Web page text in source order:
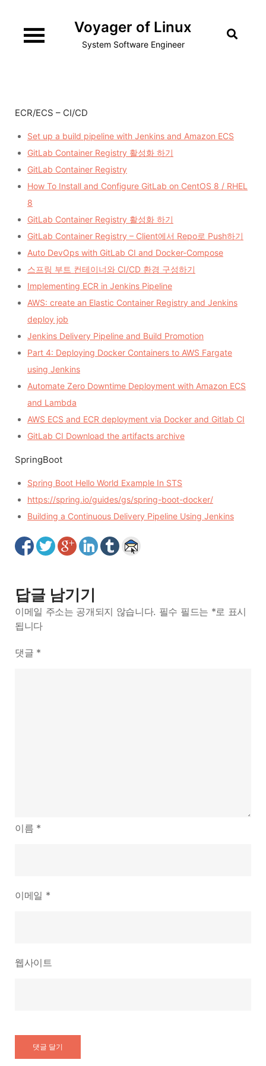
content
Voyager of Linux
System Software Engineer
ECR/ECS – CI/CD
Set up a build pipeline with Jenkins and Amazon ECS
GitLab Container Registry 활성화 하기
GitLab Container Registry
How To Install and Configure GitLab on CentOS 8 / RHEL
8
GitLab Container Registry 활성화 하기
GitLab Container Registry – Client에서 Repo로 Push하기
Auto DevOps with GitLab CI and Docker-Compose
스프링 부트 컨테이너와 CI/CD 환경 구성하기
Implementing ECR in Jenkins Pipeline
AWS: create an Elastic Container Registry and Jenkins
deploy job
Jenkins Delivery Pipeline and Build Promotion
Part 4: Deploying Docker Containers to AWS Fargate
using Jenkins
Automate Zero Downtime Deployment with Amazon ECS
and Lambda
AWS ECS and ECR deployment via Docker and Gitlab CI
GitLab CI Download the artifacts archive
SpringBoot
Spring Boot Hello World Example In STS
https://spring.io/guides/gs/spring-boot-docker/
Building a Continuous Delivery Pipeline Using Jenkins
답글 남기기
이메일 주소는 공개되지 않습니다. 필수 필드는 *로 표시
됩니다
댓글 *
이름 *
이메일 *
웹사이트